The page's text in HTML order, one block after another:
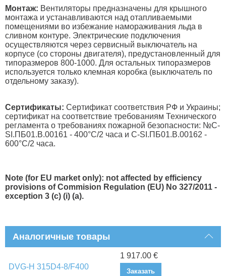
Монтаж: Вентиляторы предназначены для крышного
монтажа и устанавливаются над отапливаемыми
помещениями во избежание намораживания льда в
сливном контуре. Электрические подключения
осуществляются через сервисный выключатель на
корпусе (со стороны двигателя), предустановленный для
типоразмеров 800-1000. Для остальных типоразмеров
используется только клемная коробка (выключатель по
отдельному заказу).
Сертификаты: Сертификат соответствия РФ и Украины;
сертификат на соответствие требованиям Технического
регламента о требованиях пожарной безопасности: №С-
SI.ПБ01.В.00161 - 400°С/2 часа и С-SI.ПБ01.В.00162 -
600°С/2 часа.
Note (for EU market only): not affected by efficiency
provisions of Commision Regulation (EU) No 327/2011 -
exception 3 (c) (i) (a).
Аналогичные товары
DVG-H 315D4-8/F400
1 917.00 €
Заказать